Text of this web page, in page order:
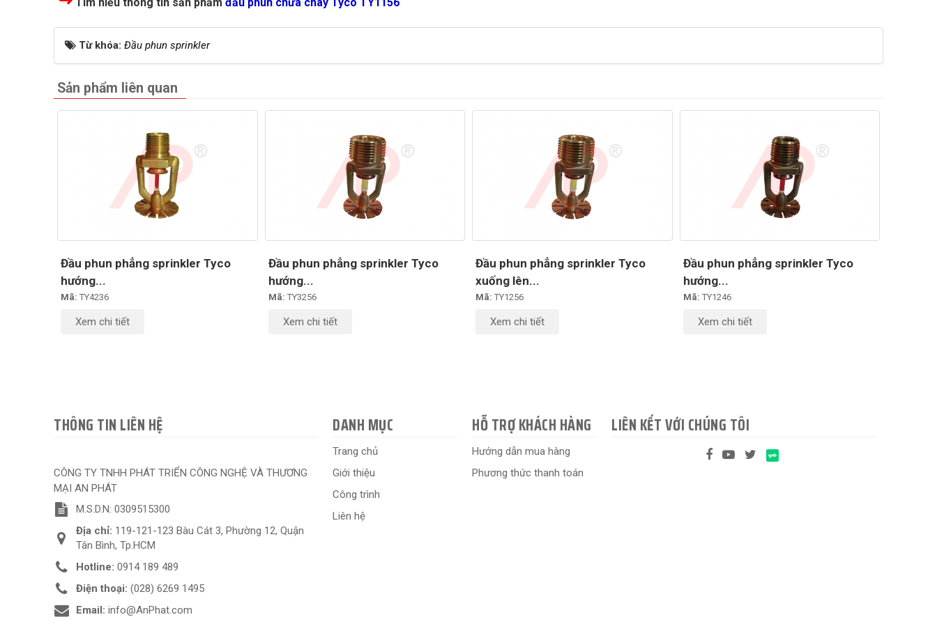
Từ khóa: Đầu phun sprinkler
Sản phẩm liên quan
Đầu phun phẳng sprinkler Tyco
hướng...
Mã: TY4236
Xem chi tiết
Đầu phun phẳng sprinkler Tyco
hướng...
Mã: TY3256
Xem chi tiết
Đầu phun phẳng sprinkler Tyco
xuống lên...
Mã: TY1256
Xem chi tiết
Đầu phun phẳng sprinkler Tyco
hướng...
Mã: TY1246
Xem chi tiết
THÔNG TIN LIÊN HỆ
CÔNG TY TNHH PHÁT TRIỂN CÔNG NGHỆ VÀ THƯƠNG
MẠI AN PHÁT
M.S.D.N: 0309515300
Địa chỉ: 119-121-123 Bàu Cát 3, Phường 12, Quận
Tân Bình, Tp.HCM
Hotline: 0914 189 489
Điện thoại: (028) 6269 1495
Email: info@AnPhat.com
DANH MỤC
Trang chủ
Giới thiệu
Công trình
Liên hệ
HỖ TRỢ KHÁCH HÀNG
Hướng dẫn mua hàng
Phương thức thanh toán
LIÊN KẾT VỚI CHÚNG TÔI